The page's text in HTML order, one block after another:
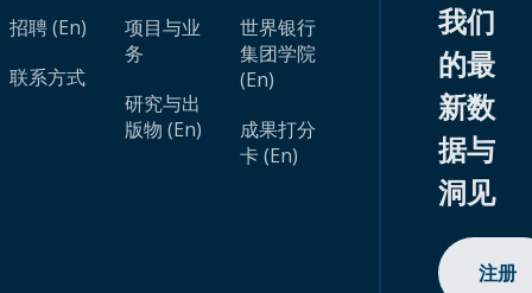
招聘 (En)
联系方式
项目与业
务
研究与出
版物 (En)
世界银行
集团学院
(En)
成果打分
卡 (En)
我们
的最
新数
据与
洞见
注册